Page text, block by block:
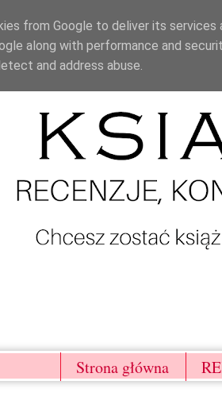
Strona główna
from Google to deliver its
along with performance and
and address abuse.